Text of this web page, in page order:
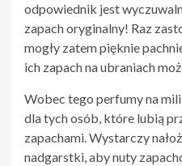
odpowiednik jest
zapach oryginalny! Raz
mogły zatem pięknie
ich zapach na ubraniach
Wobec tego perfumy na
dla tych osób, które lubią
zapachami. Wystarczy
nadgarstki, aby nuty